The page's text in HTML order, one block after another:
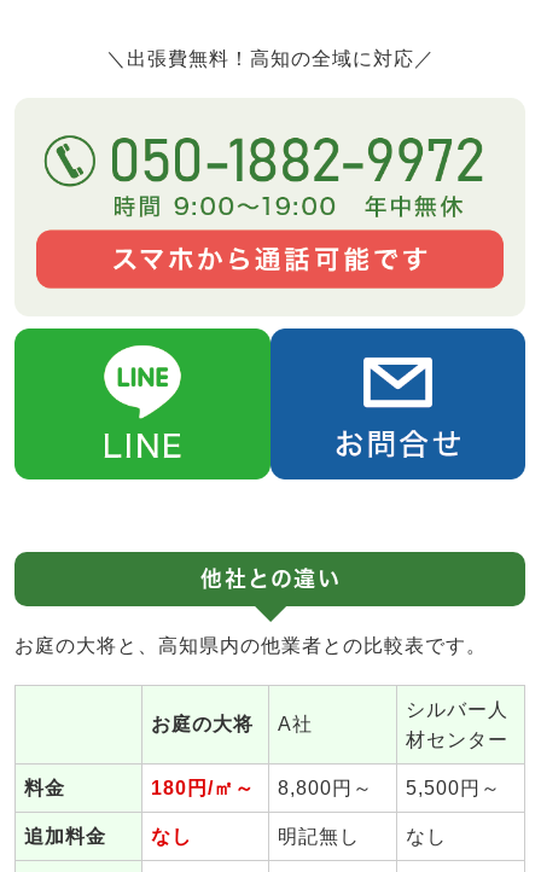
＼出張費無料！高知の全域に対応／
他社との違い
お庭の大将と、高知県内の他業者との比較表です。
お庭の大将 A社
シルバー人
材センター
料金 180円/㎡～ 8,800円～ 5,500円～
追加料金 なし 明記無し なし